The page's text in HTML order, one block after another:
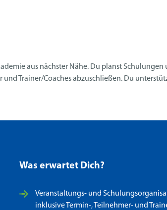
aus nächster Nähe. Du planst
Trainer/Coaches abzuschließen. Du
Was erwartet Dich?
Veranstaltungs- und
inklusive Termin-, Teilnehmer- und